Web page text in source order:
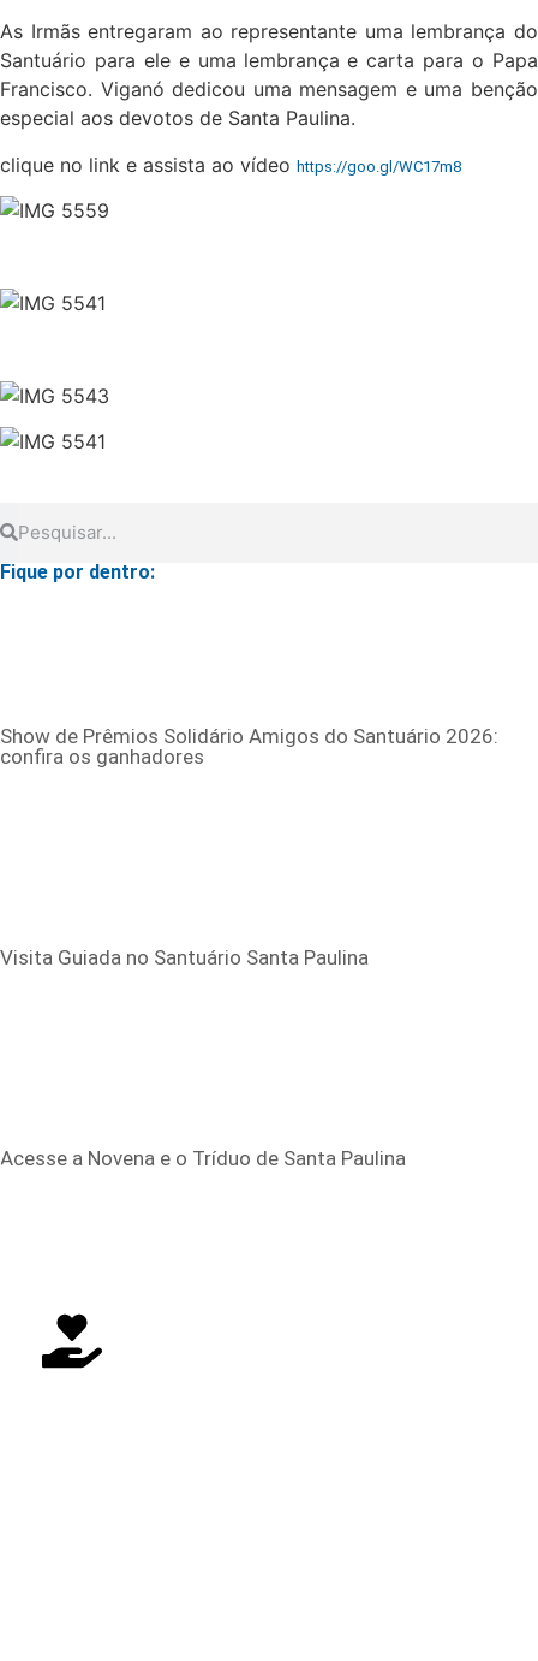
As Irmãs entregaram ao representante uma lembrança do
Santuário para ele e uma lembrança e carta para o Papa
Francisco. Viganó dedicou uma mensagem e uma benção
especial aos devotos de Santa Paulina.
clique no link e assista ao vídeo https://goo.gl/WC17m8
Fique por dentro:
Show de Prêmios Solidário Amigos do Santuário 2026:
confira os ganhadores
Visita Guiada no Santuário Santa Paulina
Acesse a Novena e o Tríduo de Santa Paulina